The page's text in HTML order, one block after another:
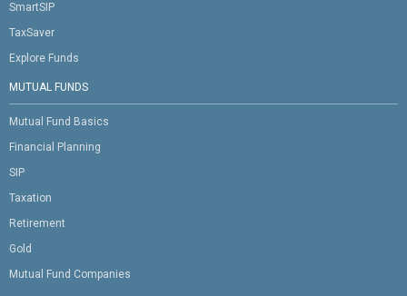
SmartSIP
TaxSaver
Explore Funds
MUTUAL FUNDS
Mutual Fund Basics
Financial Planning
SIP
Taxation
Retirement
Gold
Mutual Fund Companies